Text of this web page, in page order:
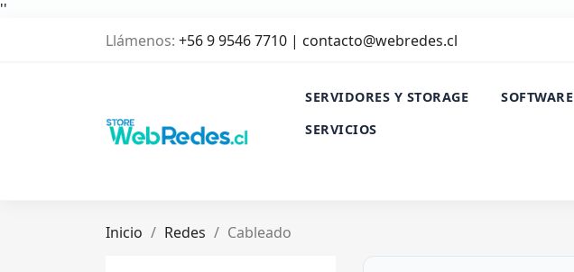
''
Llámenos: +56 9 9546 7710 | contacto@webredes.cl
SERVIDORES Y STORAGE SOFTWARE
SERVICIOS
Inicio Redes Cableado